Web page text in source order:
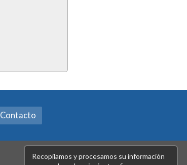
Contacto
Recopilamos y procesamos su información